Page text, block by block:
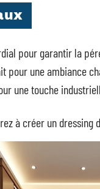
pour garantir la
pour une ambiance
une touche
à créer un